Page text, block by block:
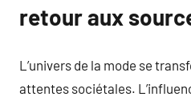
retour aux
L’univers de la mode se
attentes sociétales.